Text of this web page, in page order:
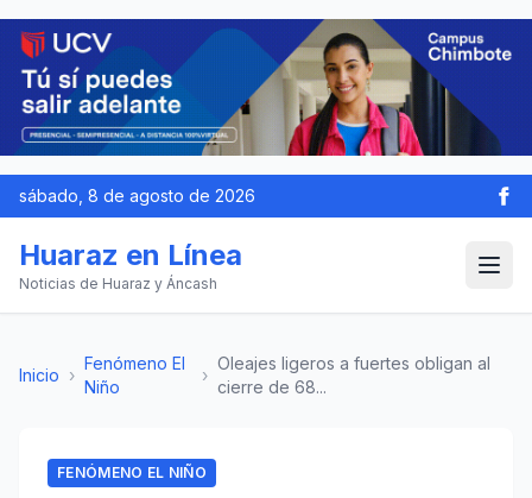
sábado, 8 de agosto de 2026
Huaraz en Línea
Noticias de Huaraz y Áncash
Inicio ›
Fenómeno El
Niño
›
Oleajes ligeros a fuertes obligan al
cierre de 68...
FENÓMENO EL NIÑO